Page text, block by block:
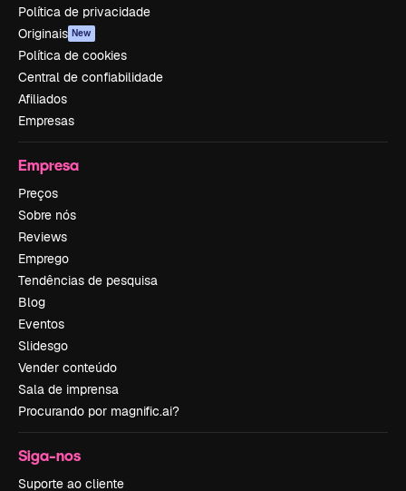
Política de privacidade
Originais New
Política de cookies
Central de confiabilidade
Afiliados
Empresas
Empresa
Preços
Sobre nós
Reviews
Emprego
Tendências de pesquisa
Blog
Eventos
Slidesgo
Vender conteúdo
Sala de imprensa
Procurando por magnific.ai?
Siga-nos
Suporte ao cliente